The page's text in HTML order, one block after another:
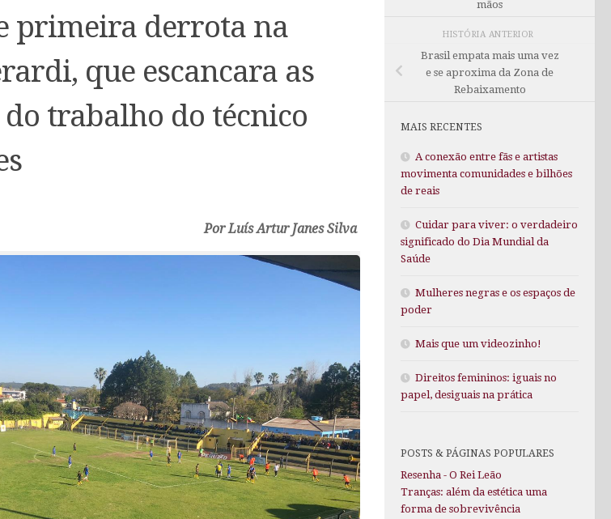
primeira derrota na
que escancara as
trabalho do técnico
Por Luís Artur Janes Silva
mãos
HISTÓRIA ANTERIOR
Brasil empata mais uma vez
e se aproxima da Zona de
Rebaixamento
MAIS RECENTES
A conexão entre fãs e artistas
movimenta comunidades e bilhões
de reais
Cuidar para viver: o verdadeiro
significado do Dia Mundial da
Saúde
Mulheres negras e os espaços de
poder
Mais que um videozinho!
Direitos femininos: iguais no
papel, desiguais na prática
POSTS & PÁGINAS POPULARES
Resenha - O Rei Leão
Tranças: além da estética uma
forma de sobrevivência